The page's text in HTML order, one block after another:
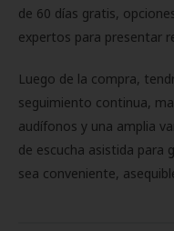
de 60 días gratis,
expertos para presentar
Luego de la compra,
seguimiento continua,
audífonos y una amplia
de escucha asistida para
sea conveniente,